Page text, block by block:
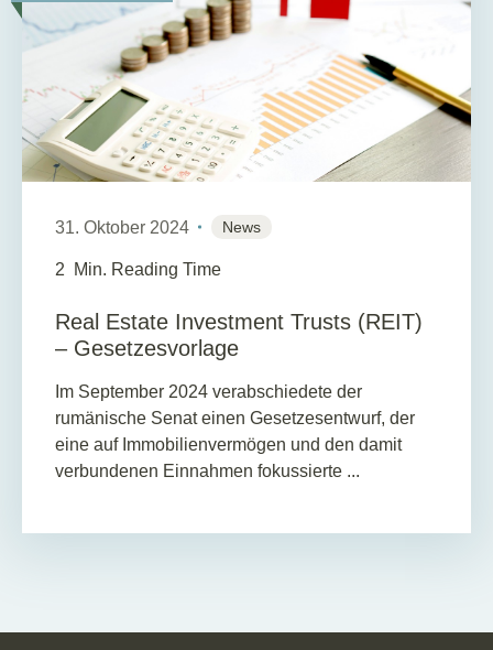
31. Oktober 2024 News
2 Min. Reading Time
Real Estate Investment Trusts (REIT)
– Gesetzesvorlage
Im September 2024 verabschiedete der
rumänische Senat einen Gesetzesentwurf, der
eine auf Immobilienvermögen und den damit
verbundenen Einnahmen fokussierte ...